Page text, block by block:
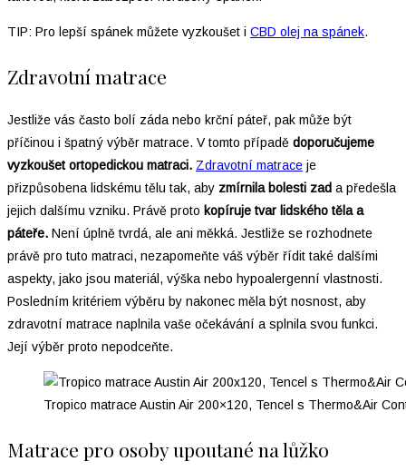
TIP: Pro lepší spánek můžete vyzkoušet i CBD olej na spánek.
Zdravotní matrace
Jestliže vás často bolí záda nebo krční páteř, pak může být
příčinou i špatný výběr matrace. V tomto případě doporučujeme
vyzkoušet ortopedickou matraci. Zdravotní matrace je
přizpůsobena lidskému tělu tak, aby zmírnila bolesti zad a předešla
jejich dalšímu vzniku. Právě proto kopíruje tvar lidského těla a
páteře. Není úplně tvrdá, ale ani měkká. Jestliže se rozhodnete
právě pro tuto matraci, nezapomeňte váš výběr řídit také dalšími
aspekty, jako jsou materiál, výška nebo hypoalergenní vlastnosti.
Posledním kritériem výběru by nakonec měla být nosnost, aby
zdravotní matrace naplnila vaše očekávání a splnila svou funkci.
Její výběr proto nepodceňte.
Tropico matrace Austin Air 200×120, Tencel s Thermo&Air
Matrace pro osoby upoutané na lůžko